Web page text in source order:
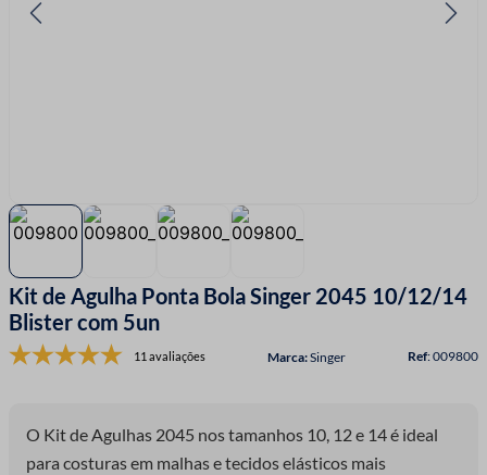
Kit de Agulha Ponta Bola Singer 2045 10/12/14
Blister com 5un
11 avaliações Singer :009800
O Kit de Agulhas 2045 nos tamanhos 10, 12 e 14 é ideal
para costuras em malhas e tecidos elásticos mais
8º